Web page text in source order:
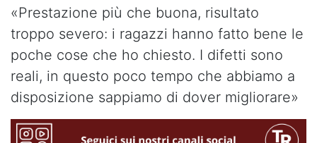
«Prestazione più che buona, risultato
troppo severo: i ragazzi hanno fatto bene le
poche cose che ho chiesto. I difetti sono
reali, in questo poco tempo che abbiamo a
disposizione sappiamo di dover migliorare»